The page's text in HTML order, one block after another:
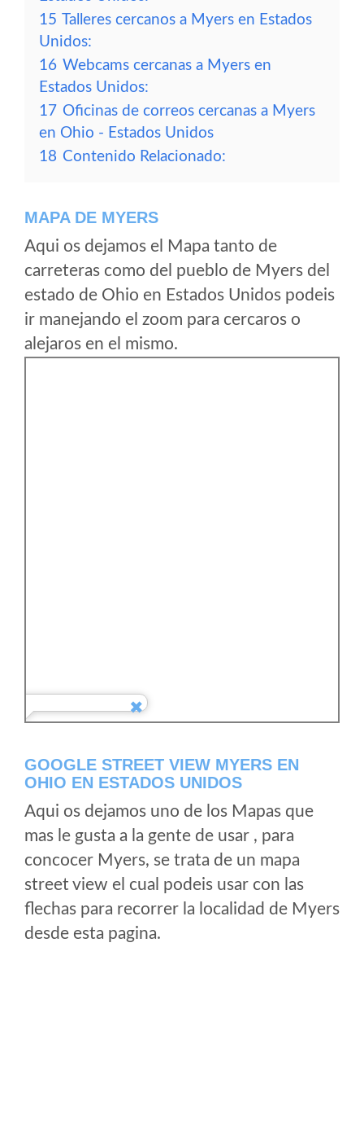
15 Talleres cercanos a Myers en Estados
Unidos:
16 Webcams cercanas a Myers en
Estados Unidos:
17 Oficinas de correos cercanas a Myers
en Ohio - Estados Unidos
18 Contenido Relacionado:
MAPA DE MYERS
Aqui os dejamos el Mapa tanto de
carreteras como del pueblo de Myers del
estado de Ohio en Estados Unidos podeis
ir manejando el zoom para cercaros o
alejaros en el mismo.
GOOGLE STREET VIEW MYERS EN
OHIO EN ESTADOS UNIDOS
Aqui os dejamos uno de los Mapas que
mas le gusta a la gente de usar , para
concocer Myers, se trata de un mapa
street view el cual podeis usar con las
flechas para recorrer la localidad de Myers
desde esta pagina.